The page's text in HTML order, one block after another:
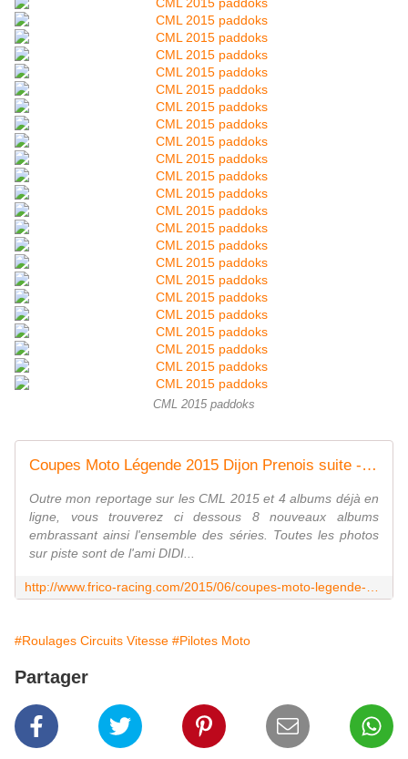
CML 2015 paddoks
Coupes Moto Légende 2015 Dijon Prenois suite - frico-racing-passion moto
Outre mon reportage sur les CML 2015 et 4 albums déjà en
ligne, vous trouverez ci dessous 8 nouveaux albums
embrassant ainsi l'ensemble des séries. Toutes les photos
sur piste sont de l'ami DIDI...
#Roulages Circuits Vitesse #Pilotes Moto
Partager